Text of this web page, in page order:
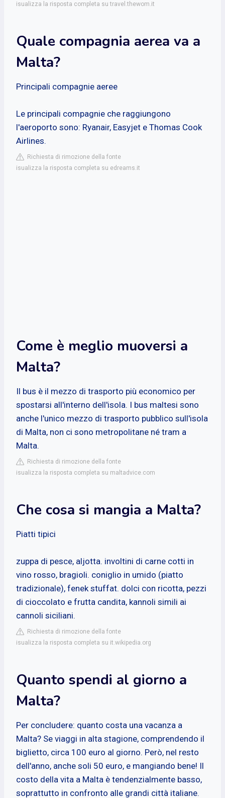
isualizza la risposta completa su travel.thewom.it
Quale compagnia aerea va a
Malta?
Principali compagnie aeree
Le principali compagnie che raggiungono
l'aeroporto sono: Ryanair, Easyjet e Thomas Cook
Airlines.
Richiesta di rimozione della fonte
isualizza la risposta completa su edreams.it
Come è meglio muoversi a
Malta?
Il bus è il mezzo di trasporto più economico per
spostarsi all'interno dell'isola. I bus maltesi sono
anche l'unico mezzo di trasporto pubblico sull'isola
di Malta, non ci sono metropolitane né tram a
Malta.
Richiesta di rimozione della fonte
isualizza la risposta completa su maltadvice.com
Che cosa si mangia a Malta?
Piatti tipici
zuppa di pesce, aljotta. involtini di carne cotti in
vino rosso, bragioli. coniglio in umido (piatto
tradizionale), fenek stuffat. dolci con ricotta, pezzi
di cioccolato e frutta candita, kannoli simili ai
cannoli siciliani.
Richiesta di rimozione della fonte
isualizza la risposta completa su it.wikipedia.org
Quanto spendi al giorno a
Malta?
Per concludere: quanto costa una vacanza a
Malta? Se viaggi in alta stagione, comprendendo il
biglietto, circa 100 euro al giorno. Però, nel resto
dell'anno, anche soli 50 euro, e mangiando bene! Il
costo della vita a Malta è tendenzialmente basso,
soprattutto in confronto alle grandi città italiane.